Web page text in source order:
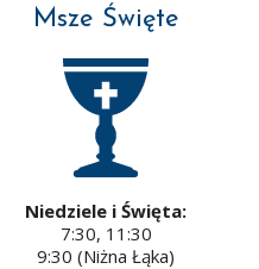
Msze Święte
Niedziele i Święta:
7:30, 11:30
9:30 (Niżna Łąka)